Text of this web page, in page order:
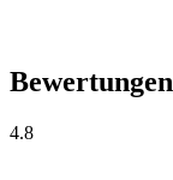
Bewertungen
4.8